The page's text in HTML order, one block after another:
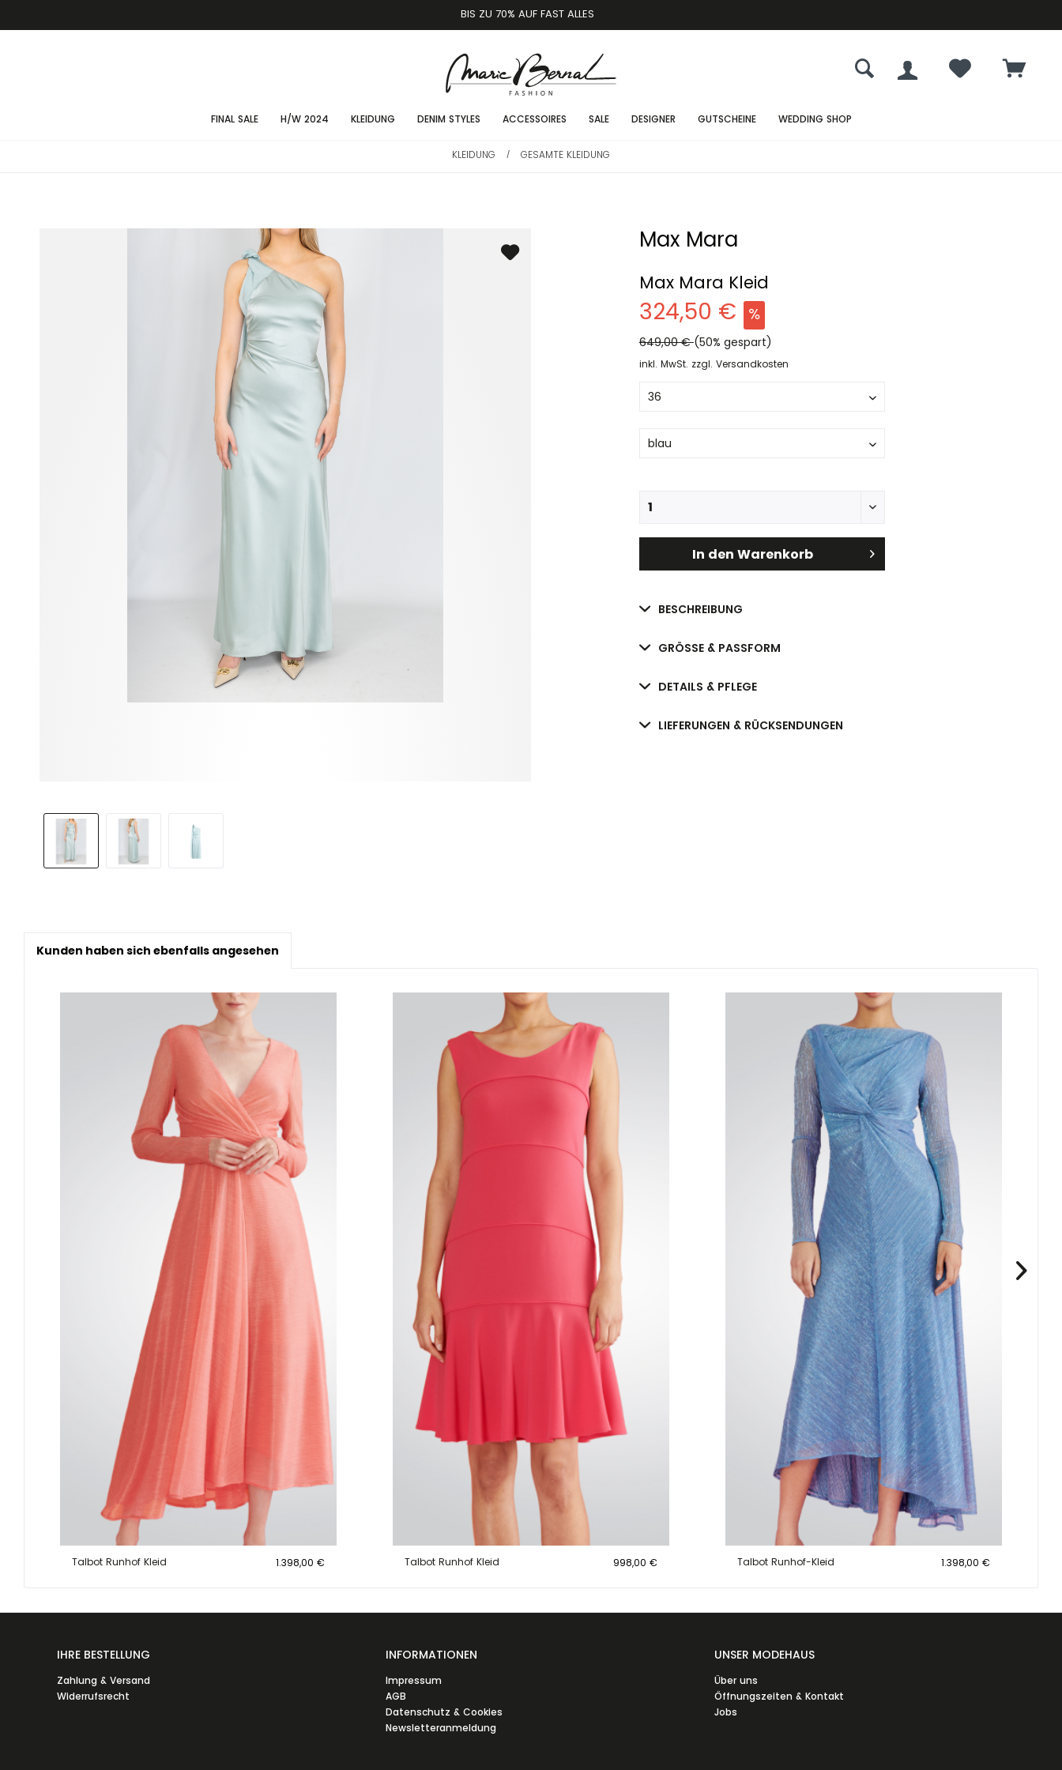
BIS ZU 70% AUF FAST ALLES
FINAL SALE H/W 2024 KLEIDUNG DENIM STYLES ACCESSOIRES SALE DESIGNER GUTSCHEINE WEDDING SHOP
KLEIDUNG / GESAMTE KLEIDUNG
Max Mara
Max Mara Kleid
324,50 €
649,00 €(50% gespart)
inkl. MwSt. zzgl. Versandkosten
In den Warenkorb
BESCHREIBUNG
GRÖSSE & PASSFORM
DETAILS & PFLEGE
LIEFERUNGEN & RÜCKSENDUNGEN
Kunden haben sich ebenfalls angesehen
Talbot Runhof Kleid 1.398,00 € Talbot Runhof Kleid 998,00 € Talbot Runhof-Kleid 1.398,00 €
IHRE BESTELLUNG
Zahlung & Versand
Widerrufsrecht
INFORMATIONEN
Impressum
AGB
Datenschutz & Cookies
Newsletteranmeldung
UNSER MODEHAUS
Über uns
Öffnungszeiten & Kontakt
Jobs